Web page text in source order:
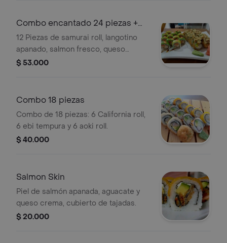
Combo encantado 24 piezas +
bebida grats
12 Piezas de samurai roll, langotino
apanado, salmon fresco, queso
crema, cubierto de aguacate, 12
crema, con topping de pescado
apanado, salsa fuji .
$ 53.000
Combo 18 piezas
Combo de 18 piezas: 6 California roll,
6 ebi tempura y 6 aoki roll.
$ 40.000
Salmon Skin
Piel de salmón apanada, aguacate y
queso crema, cubierto de tajadas.
$ 20.000